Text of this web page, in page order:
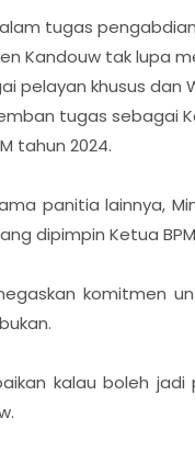
tugas
Kandouw tak lupa
pelayan khusus dan
tugas sebagai
tahun 2024.
panitia lainnya,
dipimpin Ketua
komitmen
kalau boleh